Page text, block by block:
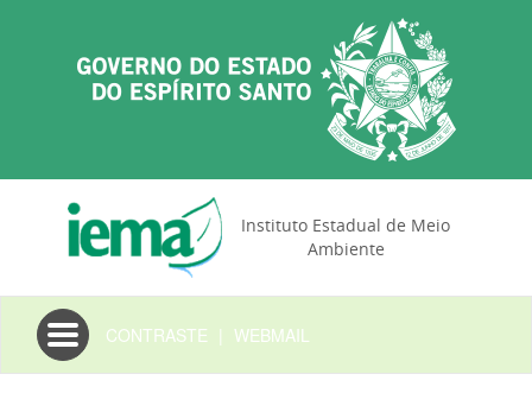
Instituto Estadual de Meio
Ambiente
Toggle
navigation
CONTRASTE | WEBMAIL